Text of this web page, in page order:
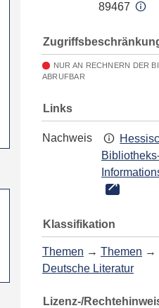
89467
NUR AN RECHNERN DER
ABRUFBAR
Links
Nachweis
Klassifikation
Themen → Themen →
Deutsche Literatur
Lizenz-/